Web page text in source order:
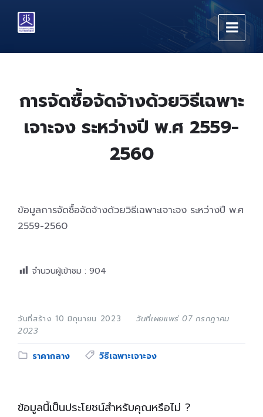
content
main
footer
การจัดซื้อจัดจ้างด้วยวิธีเฉพาะ
เจาะจง ระหว่างปี พ.ศ 2559-
2560
ข้อมูลการจัดซื้อจัดจ้างด้วยวิธีเฉพาะเจาะจง ระหว่างปี พ.ศ
2559-2560
จำนวนผู้เข้าชม : 904
วันที่สร้าง 10 มิถุนายน 2023
วันที่เผยแพร่ 07 กรกฎาคม
2023
Category:
ราคากลาง Tags:
วิธีเฉพาะเจาะจง
ข้อมูลนี้เป็นประโยชน์สำหรับคุณหรือไม่ ?